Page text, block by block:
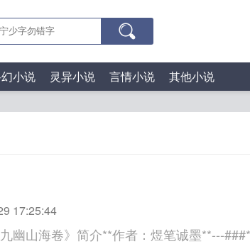
小说 灵异小说 言情小说 其他小说
17:25:44
幽山海卷》简介**作者：煜笔诚墨**---